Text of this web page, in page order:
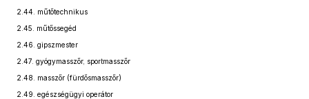
2.44.
műtőtechnikus
2.45.
műtőssegéd
2.46. gipszmester
2.47. gyógymasszőr, sportmasszőr
2.48.
masszőr (fürdősmasszőr)
2.49. egészségügyi operátor